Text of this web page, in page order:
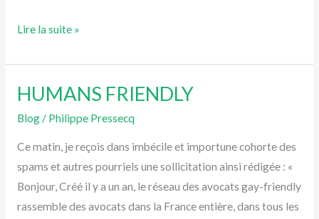
Lire la suite »
HUMANS FRIENDLY
Blog/ Philippe Pressecq
Ce matin, je reçois dans imbécile et importune cohorte des
spams et autres pourriels une sollicitation ainsi rédigée : «
Bonjour, Créé il y a un an, le réseau des avocats gay-friendly
rassemble des avocats dans la France entière, dans tous les
HUMANS